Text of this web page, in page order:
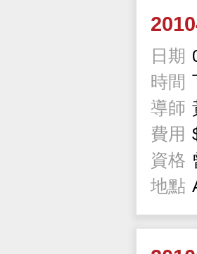
日期
時間
導師
費用
資格
地點